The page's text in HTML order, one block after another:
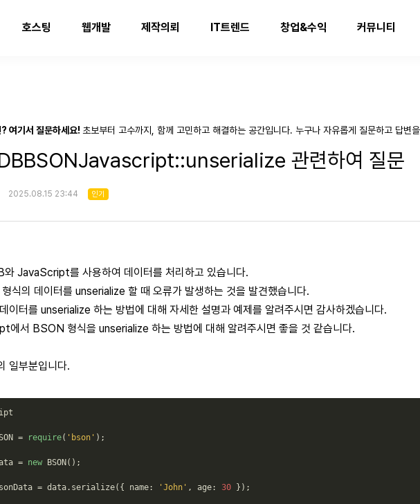
호스팅 웹개발 제작의뢰 IT트렌드 창업&수익 커뮤니티
여기서 질문하세요! 초보부터 고수까지, 함께 고민하고 해결하는 공간입니다. 누구나 자유롭게 질문하고 답변
관련하여 질문
2025.08.15 23:44 인기
JavaScript를 사용하여 데이터를 처리하고 있습니다.
식의 데이터를 unserialize 할 때 오류가 발생하는 것을 발견했습니다.
이터를 unserialize 하는 방법에 대해 자세한 설명과 예제를 알려주시면 감사하겠습니다.
에서 BSON 형식을 unserialize 하는 방법에 대해 알려주시면 좋을 것 같습니다.
일부분입니다.
= require( 'bson' ) ;
= new BSON ( ) ;
= data. serialize( { name: 'John' , age: 30 } ) ;